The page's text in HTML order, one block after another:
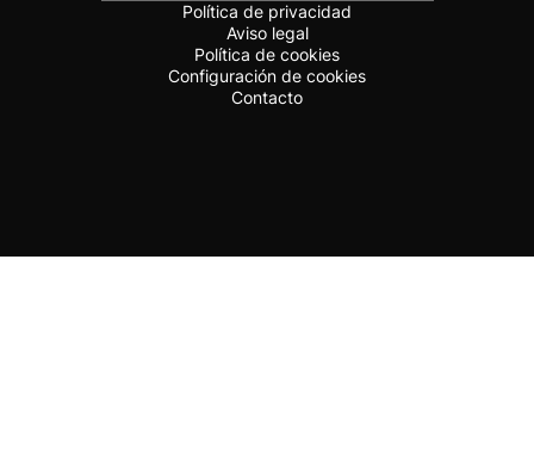
Política de privacidad
Aviso legal
Política de cookies
Configuración de cookies
Contacto